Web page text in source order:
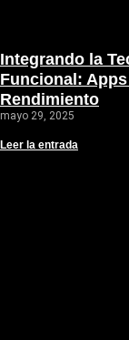
Integrando la
Funcional:
Rendimiento
mayo 29, 2025
Leer la entrada